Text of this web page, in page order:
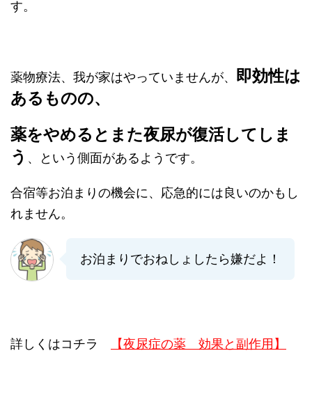
す。
薬物療法、我が家はやっていませんが、 即効性は
あるものの、
薬をやめるとまた夜尿が復活してしま
う 、という側面があるようです。
合宿等お泊まりの機会に、応急的には良いのかもし
れません。
お泊まりでおねしょしたら嫌だよ！
詳しくはコチラ 【夜尿症の薬 効果と副作用】